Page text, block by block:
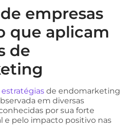
empresas
que aplicam
de
estratégias de endomarketing
em diversas
por sua forte
e pelo impacto positivo nas